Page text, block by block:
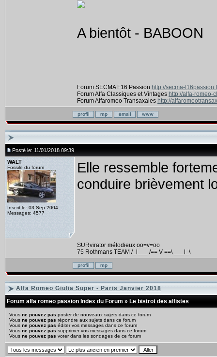
A bientôt - BABOON
Forum SECMA F16 Passion http://secma-
Forum Alfa Classiques et Vintages http://alfa-romeo-
Forum Alfaromeo Transaxales http://
Posté le: 11/01/2018 09:39
WALT
Fossile du forum
Inscrit le: 03 Sep 2004
Messages: 4577
Elle ressemble
conduire brièvement
SURvirator mélodieux oo=v=oo
75 Rothmans TEAM /_l___ /== V ==\ ___l_\
Alfa Romeo Giulia Super - Paris Janvier 2018
Forum alfa romeo passion Index du Forum»Le bistrot des alfistes
Vous ne pouvez pas poster de nouveaux sujets dans ce forum
Vous ne pouvez pas répondre aux sujets dans ce forum
Vous ne pouvez pas éditer vos messages dans ce forum
Vous ne pouvez pas supprimer vos messages dans ce forum
Vous ne pouvez pas voter dans les sondages de ce forum